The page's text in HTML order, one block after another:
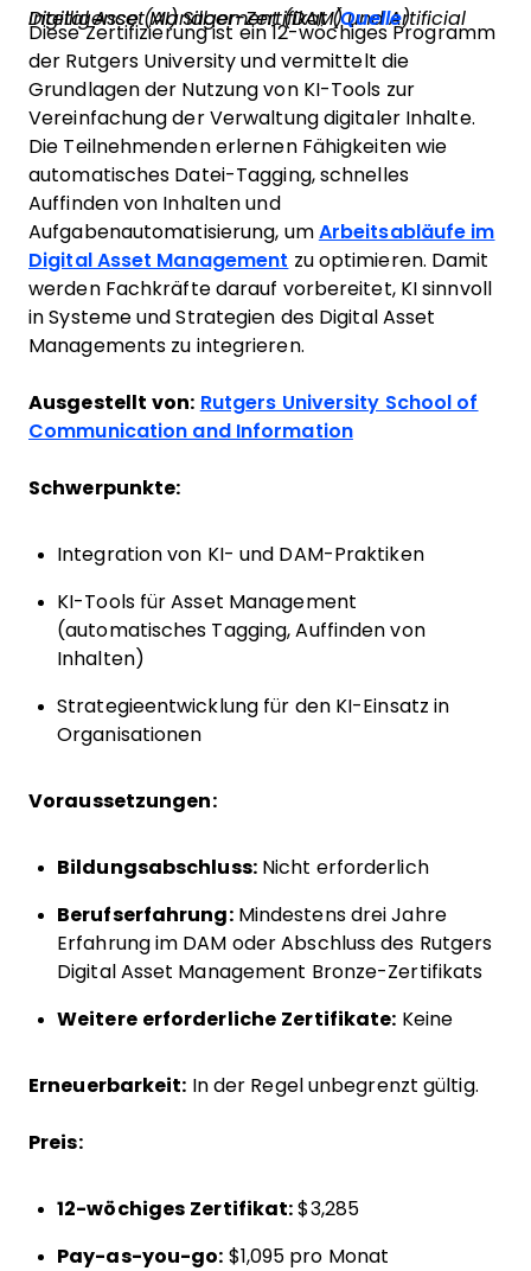
Digital Asset Management (DAM) und Artificial Intelligence (AI) Silber-Zertifikat (Quelle)
Diese Zertifizierung ist ein 12-wöchiges Programm
der Rutgers University und vermittelt die
Grundlagen der Nutzung von KI-Tools zur
Vereinfachung der Verwaltung digitaler Inhalte.
Die Teilnehmenden erlernen Fähigkeiten wie
automatisches Datei-Tagging, schnelles
Auffinden von Inhalten und
Aufgabenautomatisierung, um Arbeitsabläufe im
Digital Asset Management zu optimieren. Damit
werden Fachkräfte darauf vorbereitet, KI sinnvoll
in Systeme und Strategien des Digital Asset
Managements zu integrieren.
Ausgestellt von: Rutgers University School of
Communication and Information
Schwerpunkte:
Integration von KI- und DAM-Praktiken
KI-Tools für Asset Management
(automatisches Tagging, Auffinden von
Inhalten)
Strategieentwicklung für den KI-Einsatz in
Organisationen
Voraussetzungen:
Bildungsabschluss:Nicht erforderlich
Berufserfahrung:Mindestens drei Jahre
Erfahrung im DAM oder Abschluss des Rutgers
Digital Asset Management Bronze-Zertifikats
Weitere erforderliche Zertifikate: Keine
Erneuerbarkeit: In der Regel unbegrenzt gültig.
Preis:
12-wöchiges Zertifikat: $3,285
Pay-as-you-go: $1,095 pro Monat